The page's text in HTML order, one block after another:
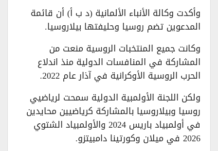
وأكدت وكالة الأنباء الألمانية (د ب أ) أن قائمة
المدعوين تضم روسيا وحليفتها بيلاروسيا.
وكانت جميع المنتخبات الروسية منعت من
المشاركة في المنافسات الدولية منذ اندلاع
الحرب الروسية الأوكرانية في آذار عام 2022.
ولكن اللجنة الأولمبية الدولية سمحت لرياضيي
روسيا وبيلاروسيا بالمشاركة كرياضيين محايدين
في أولمبياد باريس 2024 والأولمبياد الشتوي
2026 في ميلان وكورتينا دامبيتزو.